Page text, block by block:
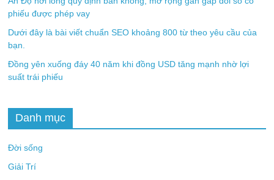
phiếu được phép vay
Dưới đây là bài viết chuẩn SEO khoảng 800 từ theo yêu cầu của
bạn.
Đồng yên xuống đáy 40 năm khi đồng USD tăng mạnh nhờ lợi
suất trái phiếu
Danh mục
Đời sống
Giải Trí